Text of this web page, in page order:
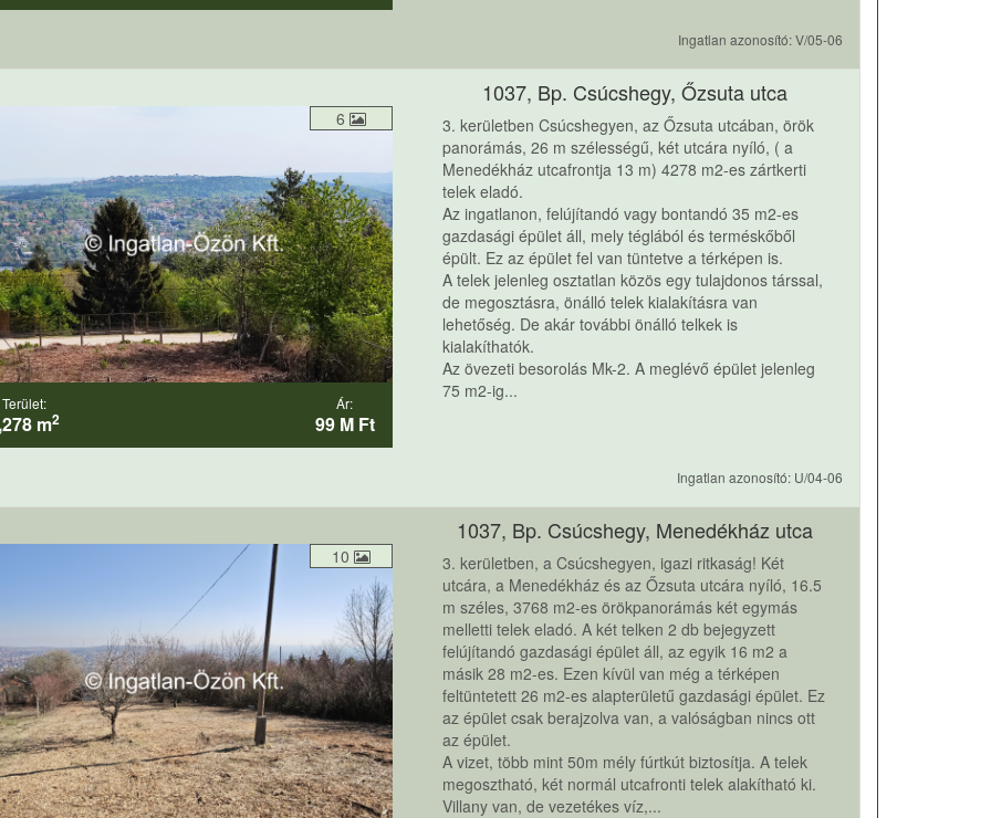
Ingatlan azonosító: V/05-06
6
Terület:
m2
Ár:
99 M Ft
1037, Bp. Csúcshegy, Őzsuta utca
3. kerületben Csúcshegyen, az Őzsuta utcában, örök
panorámás, 26 m szélességű, két utcára nyíló, ( a
Menedékház utcafrontja 13 m) 4278 m2-es zártkerti
telek eladó.
Az ingatlanon, felújítandó vagy bontandó 35 m2-es
gazdasági épület áll, mely téglából és terméskőből
épült. Ez az épület fel van tüntetve a térképen is.
A telek jelenleg osztatlan közös egy tulajdonos társsal,
de megosztásra, önálló telek kialakításra van
lehetőség. De akár további önálló telkek is
kialakíthatók.
Az övezeti besorolás Mk-2. A meglévő épület jelenleg
75 m2-ig...
Ingatlan azonosító: U/04-06
10
1037, Bp. Csúcshegy, Menedékház utca
3. kerületben, a Csúcshegyen, igazi ritkaság! Két
utcára, a Menedékház és az Őzsuta utcára nyíló, 16.5
m széles, 3768 m2-es örökpanorámás két egymás
melletti telek eladó. A két telken 2 db bejegyzett
felújítandó gazdasági épület áll, az egyik 16 m2 a
másik 28 m2-es. Ezen kívül van még a térképen
feltüntetett 26 m2-es alapterületű gazdasági épület. Ez
az épület csak berajzolva van, a valóságban nincs ott
az épület.
A vizet, több mint 50m mély fúrtkút biztosítja. A telek
megosztható, két normál utcafronti telek alakítható ki.
Villany van, de vezetékes víz,...